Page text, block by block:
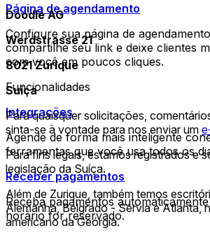
Página de agendamento
Configure sua página de
compartilhe seu link e deixe clientes
com você em poucos cliques.
Funcionalidades
Integrações
Agende de forma mais inteligente
ferramentas que você usa todos os
Receber pagamentos
Receba pagamentos
horário for reservado.
Doodle AG
Werdstrasse 21
8021 Zurique
Suíça
Para quaisquer solicitações,
sinta-se à vontade para nos enviar um
Para fins legais, estamos registrados e
legislação da Suíça.
Além de Zurique, também temos
Alemanha, Belgrado - Sérvia e Atlanta,
americano da Geórgia.